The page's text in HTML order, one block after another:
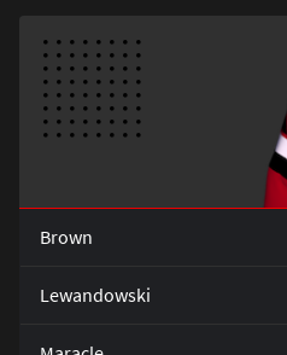
Brown
Lewandowski